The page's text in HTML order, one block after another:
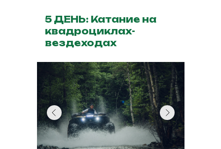
5 ДЕНЬ: Катание на
квадроциклах-
вездеходах